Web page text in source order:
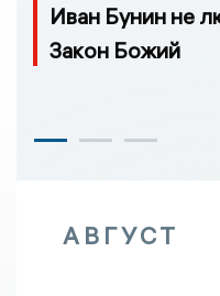
Иван Бунин не
Закон Божий
АВГУСТ